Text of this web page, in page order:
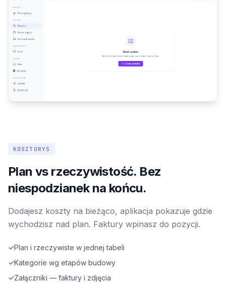
KOSZTORYS
Plan vs rzeczywistość. Bez
niespodzianek na końcu.
Dodajesz koszty na bieżąco, aplikacja pokazuje gdzie
wychodzisz nad plan. Faktury wpinasz do pozycji.
✓Plan i rzeczywiste w jednej tabeli
✓Kategorie wg etapów budowy
✓Załączniki — faktury i zdjęcia